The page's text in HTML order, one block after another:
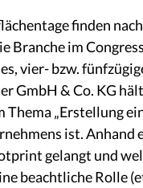
finden
Branche im
vier- bzw.
GmbH & Co. KG
Thema „Erstellung
ist. Anhand
gelangt und
beachtliche Rolle